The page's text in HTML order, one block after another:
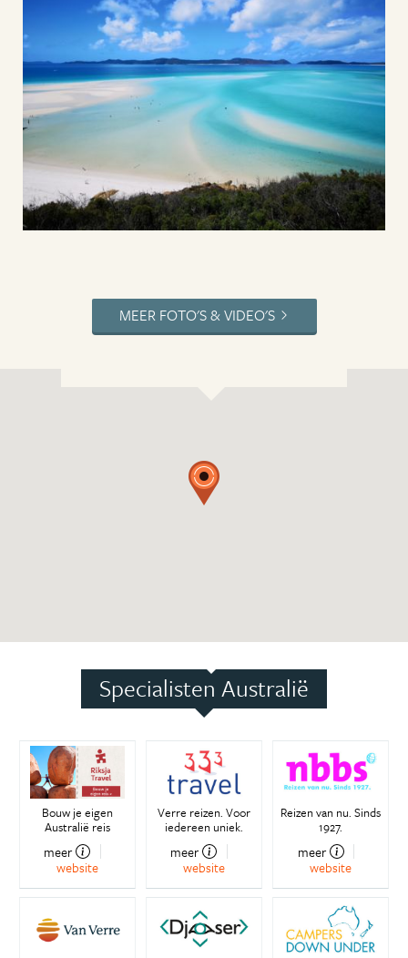
MEER FOTO'S & VIDEO'S
Specialisten Australië
Bouw je eigen
Australië reis
meer
website
Verre reizen. Voor
iedereen uniek.
meer
website
Reizen van nu. Sinds
1927.
meer
website